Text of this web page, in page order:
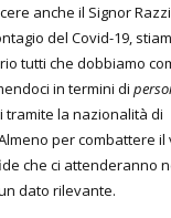
anche il Signor
del Covid-19,
tutti che dobbiamo
in termini di
tramite la nazionalità di
per combattere il
che ci attenderanno
dato rilevante.